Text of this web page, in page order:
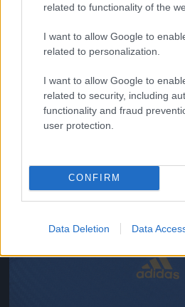
related to functionality of the
I want to allow Google to
related to personalization.
I want to allow Google to
related to security, including
functionality and fraud
user protection.
CONFIRM
Data Deletion Data